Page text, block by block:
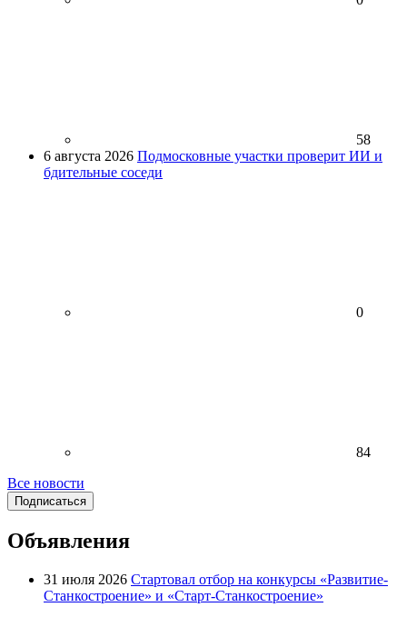
58
6 августа 2026 Подмосковные участки проверит ИИ и
бдительные соседи
0
84
Все новости
Подписаться
Объявления
31 июля 2026 Стартовал отбор на конкурсы «Развитие-
Станкостроение» и «Старт-Станкостроение»